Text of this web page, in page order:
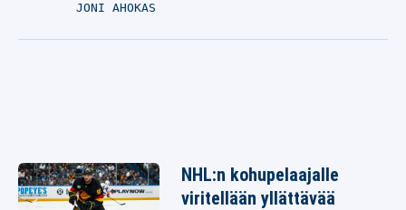
JONI AHOKAS
NHL:n kohupelaajalle
viritellään yllättävää